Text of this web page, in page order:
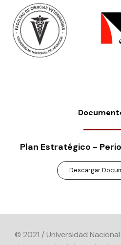
Plan Estratégico -
Descargar
© 2021 / Universidad